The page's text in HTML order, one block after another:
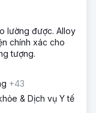
lường được. Alloy
chính xác cho
tượng.
+43
& Dịch vụ Y tế